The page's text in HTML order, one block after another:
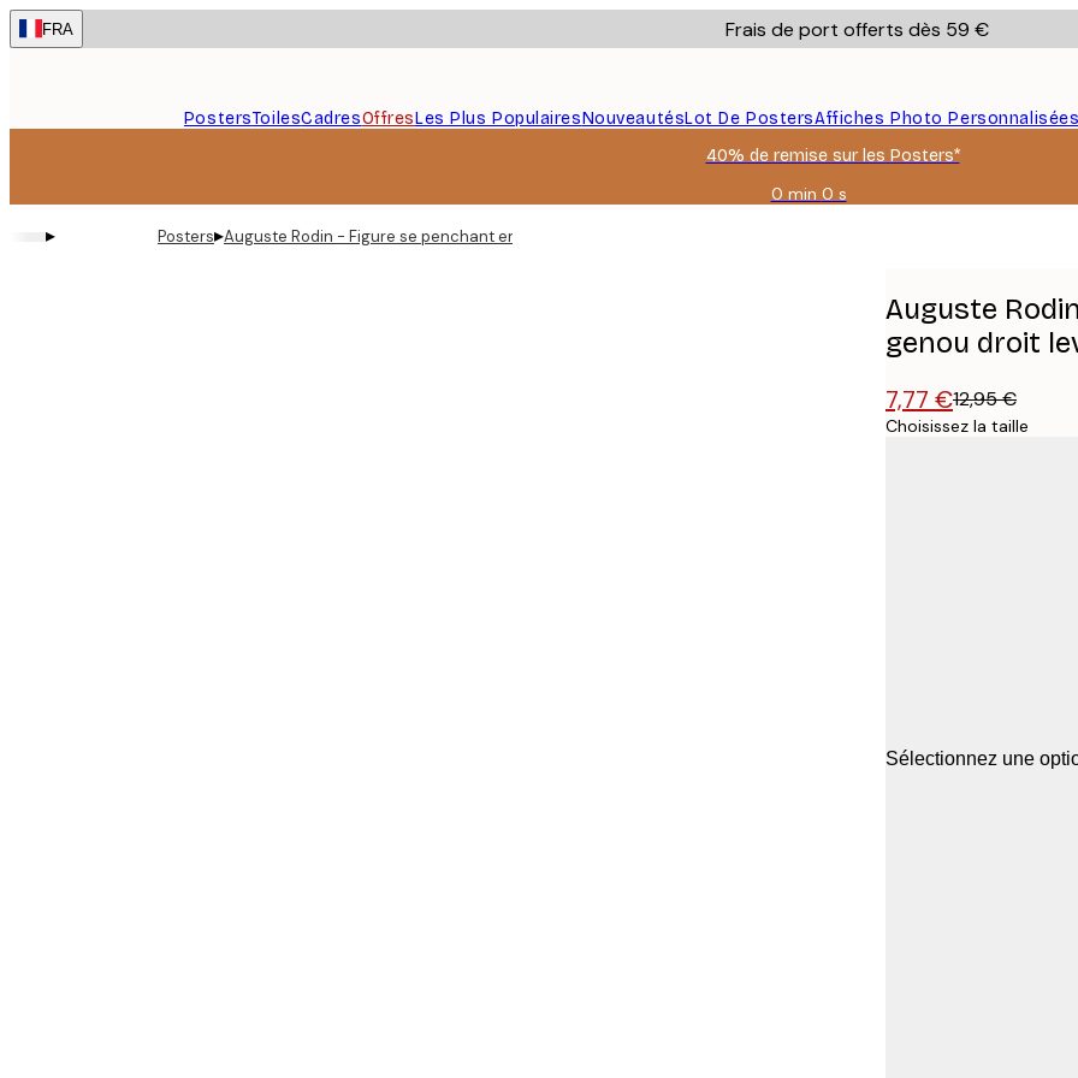
Skip
to
FRA Frais de port offerts dès 59 €
PostersToilesCadresOffresLes Plus PopulairesNouveautésLot De PostersAffiches Photo
40% de remise sur les Posters*
0 min 0 s
Valable
▸ Posters▸Auguste Rodin - Figure se penchant en avant avec le genou droit levé Affiche
Auguste
genou droit
7,77 €12,95 €
Choisissez la taille
Sélectionnez une